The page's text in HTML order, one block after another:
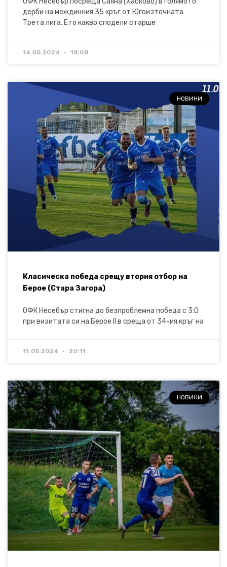
дерби на междинния 35 кръг от Югоизточната
Трета лига. Ето какво сподели старше
14.05.2024 18:08
НОВИНИ
Класическа победа срещу втория отбор на
Берое (Стара Загора)
ОФК Несебър стигна до безпроблемна победа с 3:0
при визитата си на Берое II в среща от 34-ия кръг на
11.05.2024 20:11
НОВИНИ